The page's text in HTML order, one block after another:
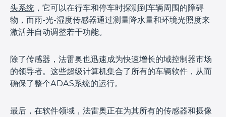
头系统 ，它可以在行车和停车时探测到车辆周围的障碍
物，而雨-光-湿度传感器通过测量降水量和环境光照度来
激活并自动调整若干功能。
除了传感器，法雷奥也迅速成为快速增长的域控制器市场
的领导者。这些超级计算机集合了所有的车辆软件，从而
确保了整个ADAS系统的运行。
最后，在软件领域，法雷奥正在为其所有的传感器和摄像